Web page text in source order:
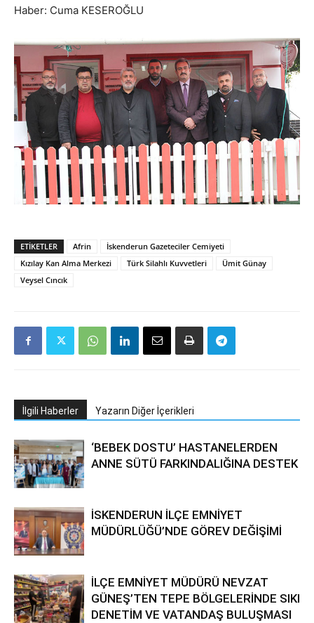
Haber: Cuma KESEROĞLU
ETIKETLER Afrin
İskenderun Gazeteciler Cemiyeti
Kızılay Kan Alma Merkezi
Türk Silahlı Kuvvetleri
Ümit Günay
Veysel Cıncık
İlgili Haberler Yazarın Diğer İçerikleri
‘BEBEK DOSTU’ HASTANELERDEN
ANNE SÜTÜ FARKINDALIĞINA DESTEK
İSKENDERUN İLÇE EMNİYET
MÜDÜRLÜĞÜ’NDE GÖREV DEĞİŞİMİ
İLÇE EMNİYET MÜDÜRÜ NEVZAT
GÜNEŞ’TEN TEPE BÖLGELERİNDE SIKI
DENETİM VE VATANDAŞ BULUŞMASI